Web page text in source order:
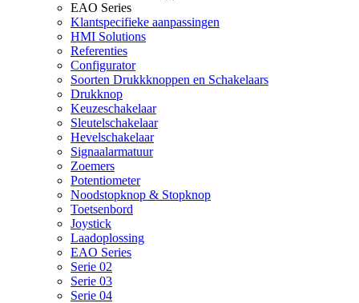
EAO Series
Klantspecifieke aanpassingen
HMI Solutions
Referenties
Configurator
Soorten Drukkknoppen en Schakelaars
Drukknop
Keuzeschakelaar
Sleutelschakelaar
Hevelschakelaar
Signaalarmatuur
Zoemers
Potentiometer
Noodstopknop & Stopknop
Toetsenbord
Joystick
Laadoplossing
EAO Series
Serie 02
Serie 03
Serie 04